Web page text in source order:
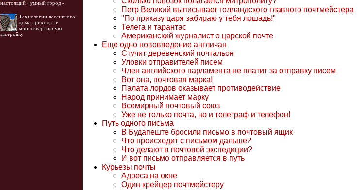
настоящий «умный город»
Технологии пассивного
дома приходят в
многоквартирную
застройку
Петр Великий выписывает голландского главного почтмейстера
"По приказу царя забираю у тебя лошадь!"
Телега и тарантас
Американский журналист о царской почте
Еще одно нововведение англичан
Стучит деревенский почтальон
Уловки отправителей писем
Член английского парламента не платит за отправку писем
Вот она, почтовая марка!
Палата лордов оказывает противодействие
Народ принимает марку
Всемирный почтовый союз
Уже не только почта, но и телеграф и телефон!
Путь одного письма
В Будапеште бросили письмо в почтовый ящик
Что происходит с письмом дальше?
Что делают в почтовой экспедиции?
И вот письмо отправляется в путь
Курьезы почты
Адреса на окне
Один крейцер почтмейстеру